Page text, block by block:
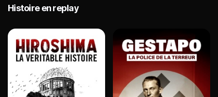
Histoire en replay